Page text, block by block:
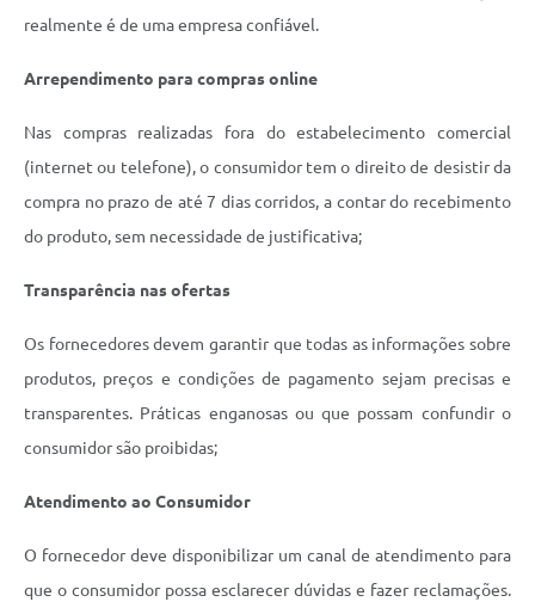
realmente é de uma empresa confiável.
Arrependimento para compras online
Nas compras realizadas fora do estabelecimento comercial
(internet ou telefone), o consumidor tem o direito de desistir da
compra no prazo de até 7 dias corridos, a contar do recebimento
do produto, sem necessidade de justificativa;
Transparência nas ofertas
Os fornecedores devem garantir que todas as informações sobre
produtos, preços e condições de pagamento sejam precisas e
transparentes. Práticas enganosas ou que possam confundir o
consumidor são proibidas;
Atendimento ao Consumidor
O fornecedor deve disponibilizar um canal de atendimento para
que o consumidor possa esclarecer dúvidas e fazer reclamações.